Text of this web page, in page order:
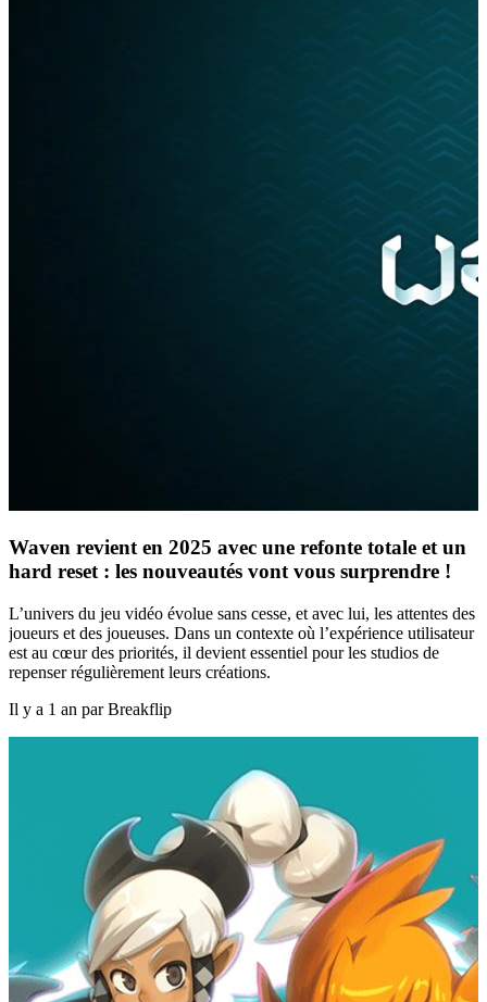
Waven revient en 2025 avec une refonte totale et un
hard reset : les nouveautés vont vous surprendre !
L’univers du jeu vidéo évolue sans cesse, et avec lui, les attentes des
joueurs et des joueuses. Dans un contexte où l’expérience utilisateur
est au cœur des priorités, il devient essentiel pour les studios de
repenser régulièrement leurs créations.
Il y a 1 an par Breakflip